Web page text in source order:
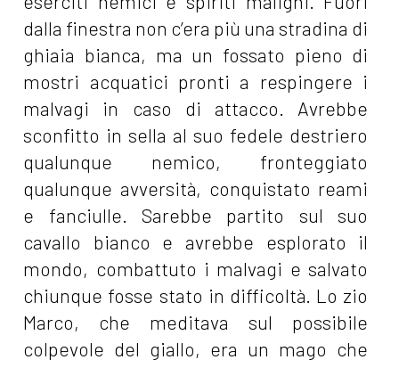
dalla finestra non c’era più una stradina di
ghiaia bianca, ma un fossato pieno di
mostri acquatici pronti a respingere i
malvagi in caso di attacco. Avrebbe
sconfitto in sella al suo fedele destriero
qualunque nemico, fronteggiato
qualunque avversità, conquistato reami
e fanciulle. Sarebbe partito sul suo
cavallo bianco e avrebbe esplorato il
mondo, combattuto i malvagi e salvato
chiunque fosse stato in difficoltà. Lo zio
Marco, che meditava sul possibile
colpevole del giallo, era un mago che